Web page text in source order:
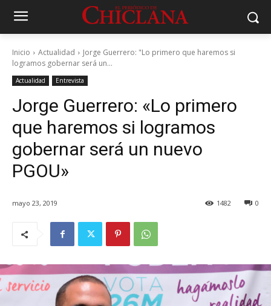
Inicio Actualidad
Jorge Guerrero: "Lo primero que haremos si
logramos gobernar será un...
Actualidad Entrevista
Jorge Guerrero: «Lo primero
que haremos si logramos
gobernar será un nuevo
PGOU»
mayo 23, 2019 0
1482